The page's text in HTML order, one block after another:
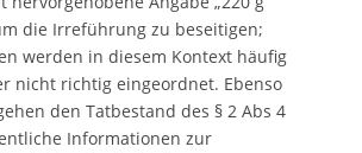
die Irreführung zu beseitigen;
werden in diesem Kontext häufig
nicht richtig eingeordnet. Ebenso
den Tatbestand des § 2 Abs 4
Informationen zur